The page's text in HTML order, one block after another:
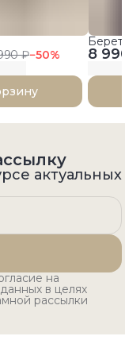
₽−50% 8
актуальных
на
в целях
рассылки